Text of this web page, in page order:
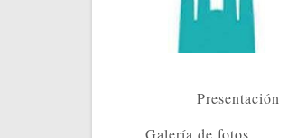
Presentación
Galería de fotos